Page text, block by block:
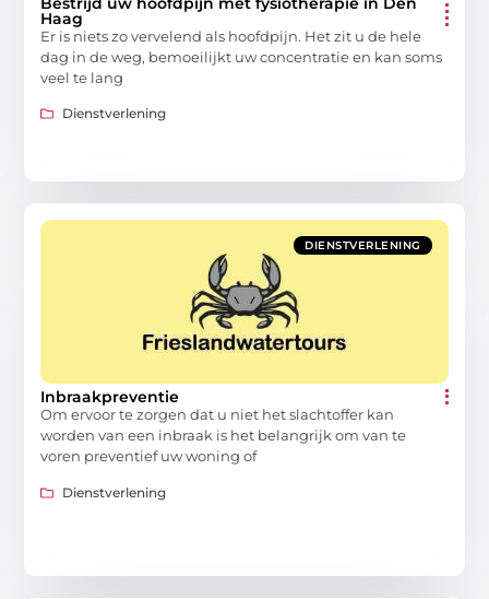
Haag
Er is niets zo vervelend als hoofdpijn. Het zit u de hele
dag in de weg, bemoeilijkt uw concentratie en kan soms
veel te lang
Dienstverlening
DIENSTVERLENING
Inbraakpreventie
Om ervoor te zorgen dat u niet het slachtoffer kan
worden van een inbraak is het belangrijk om van te
voren preventief uw woning of
Dienstverlening